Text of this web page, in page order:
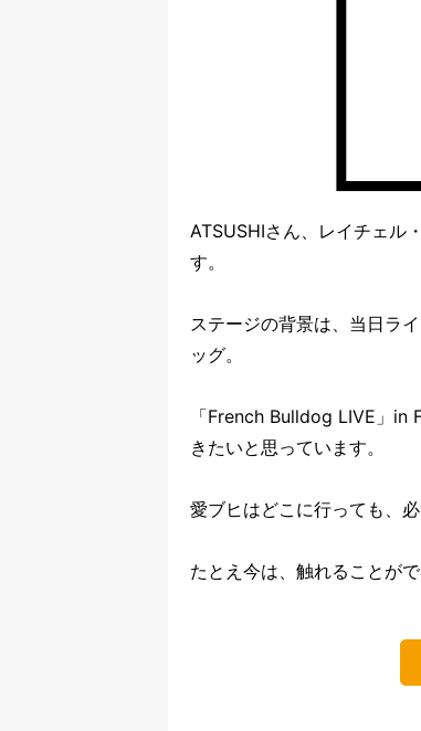
ATSUSHIさん、レイチェル
す。
ステージの背景は、当日ラ
ッグ。
「French Bulldog LIVE」in
きたいと思っています。
愛ブヒはどこに行っても、
たとえ今は、触れることがで